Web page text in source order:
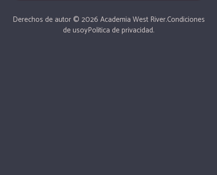
Derechos de autor © 2026 Academia West River.Condiciones
de usoyPolitica de privacidad.